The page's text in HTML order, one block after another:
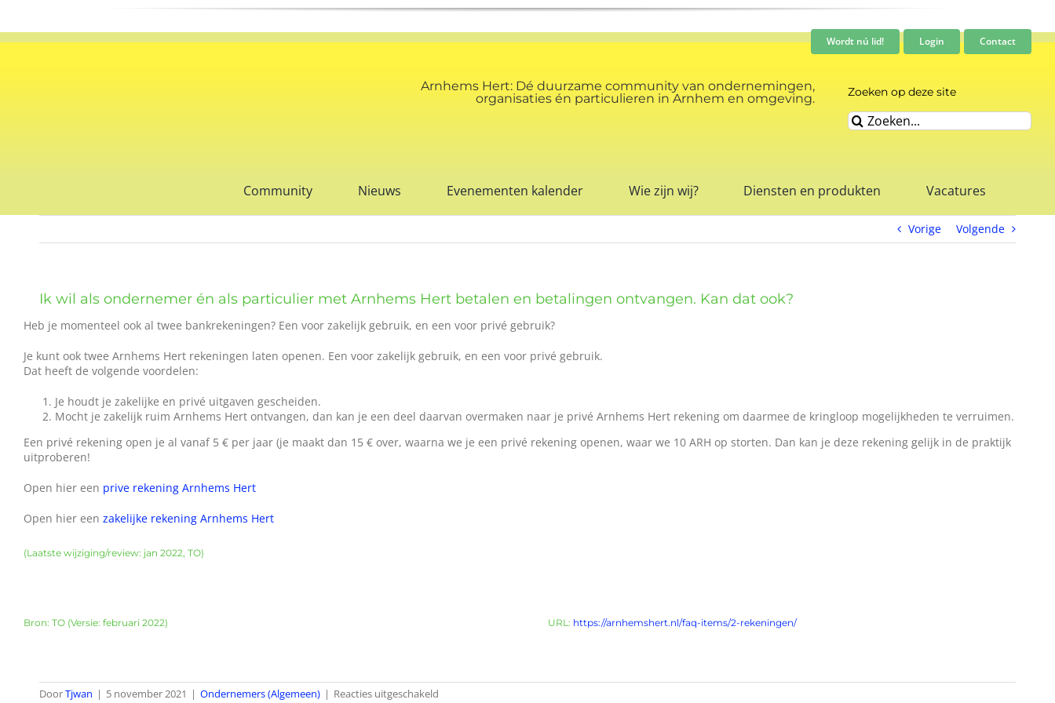
inhoud
Wordt nú lid! Login Contact
Arnhems Hert: Dé duurzame community van ondernemingen,
organisaties én particulieren in Arnhem en omgeving.
Zoeken op deze site
Zoeken
naar:
Community Nieuws Evenementen kalender Wie zijn wij? Diensten en produkten Vacatures
Vorige Volgende
Ik wil als ondernemer én als particulier met Arnhems Hert betalen en betalingen ontvangen. Kan dat ook?
Heb je momenteel ook al twee bankrekeningen? Een voor zakelijk gebruik, en een voor privé gebruik?
Je kunt ook twee Arnhems Hert rekeningen laten openen. Een voor zakelijk gebruik, en een voor privé gebruik.
Dat heeft de volgende voordelen:
Je houdt je zakelijke en privé uitgaven gescheiden.
Mocht je zakelijk ruim Arnhems Hert ontvangen, dan kan je een deel daarvan overmaken naar je privé Arnhems Hert rekening om daarmee de kringloop mogelijkheden te verruimen.
Een privé rekening open je al vanaf 5 € per jaar (je maakt dan 15 € over, waarna we je een privé rekening openen, waar we 10 ARH op storten. Dan kan je deze rekening gelijk in de praktijk
uitproberen!
Open hier een prive rekening Arnhems Hert
Open hier een zakelijke rekening Arnhems Hert
(Laatste wijziging/review: jan 2022, TO)
Bron: TO (Versie: februari 2022) URL: https://arnhemshert.nl/faq-items/2-rekeningen/
DoorTjwan | 5 november 2021 | Ondernemers (Algemeen) | Reacties uitgeschakeld